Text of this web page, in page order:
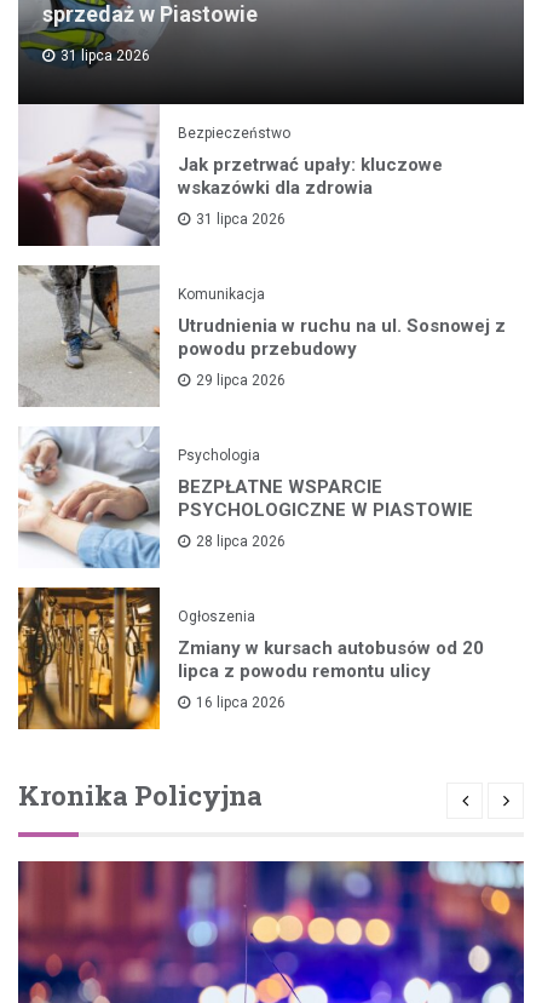
sprzedaż w Piastowie
31 lipca 2026
Bezpieczeństwo
Jak przetrwać upały: kluczowe
wskazówki dla zdrowia
31 lipca 2026
Komunikacja
Utrudnienia w ruchu na ul. Sosnowej z
powodu przebudowy
29 lipca 2026
Psychologia
BEZPŁATNE WSPARCIE
PSYCHOLOGICZNE W PIASTOWIE
28 lipca 2026
Ogłoszenia
Zmiany w kursach autobusów od 20
lipca z powodu remontu ulicy
16 lipca 2026
Kronika Policyjna